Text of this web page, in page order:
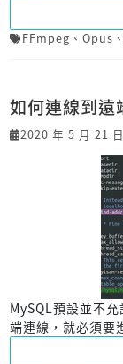
FFmpeg 、 Opus 、
如何連線到
2020 年 5 月 21 日
MySQL預設並不
端連線，就必須要